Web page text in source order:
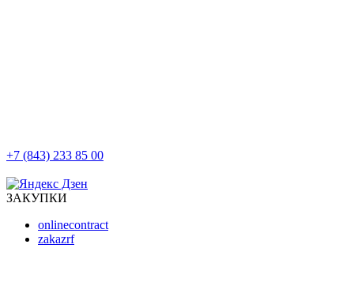
+7 (843) 233 85 00
ЗАКУПКИ
onlinecontract
zakazrf